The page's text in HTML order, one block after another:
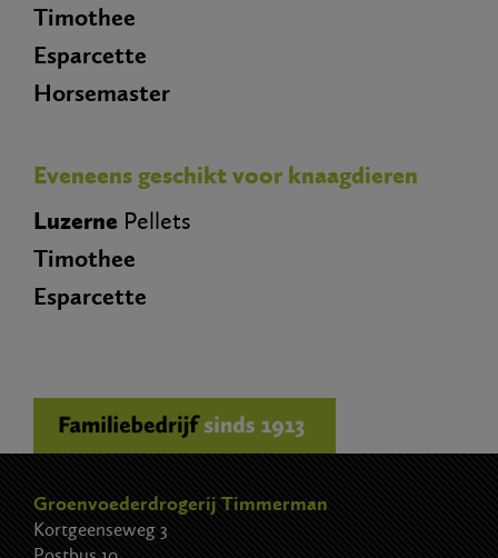
Timothee
Esparcette
Horsemaster
Eveneens geschikt voor knaagdieren
Luzerne Pellets
Timothee
Esparcette
Groenvoederdrogerij Timmerman
Kortgeenseweg 3